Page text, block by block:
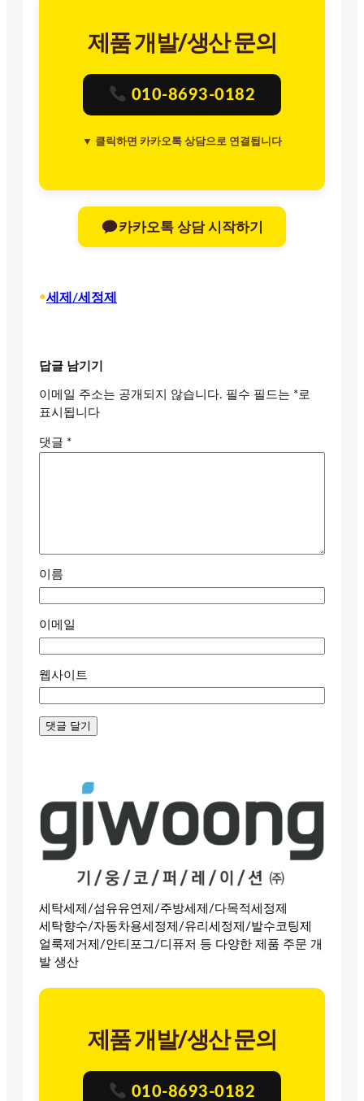
제품 개발/생산 문의
010-8693-0182
▼ 클릭하면 카카오톡 상담으로 연결됩니다
카카오톡 상담 시작하기
•세제/세정제
답글 남기기
이메일 주소는 공개되지 않습니다. 필수 필드는 *로
표시됩니다
댓글 *
이름
이메일
웹사이트
세탁세제/섬유유연제/주방세제/다목적세정제
세탁향수/자동차용세정제/유리세정제/발수코팅제
얼룩제거제/안티포그/디퓨저 등 다양한 제품 주문 개
발 생산
제품 개발/생산 문의
010-8693-0182